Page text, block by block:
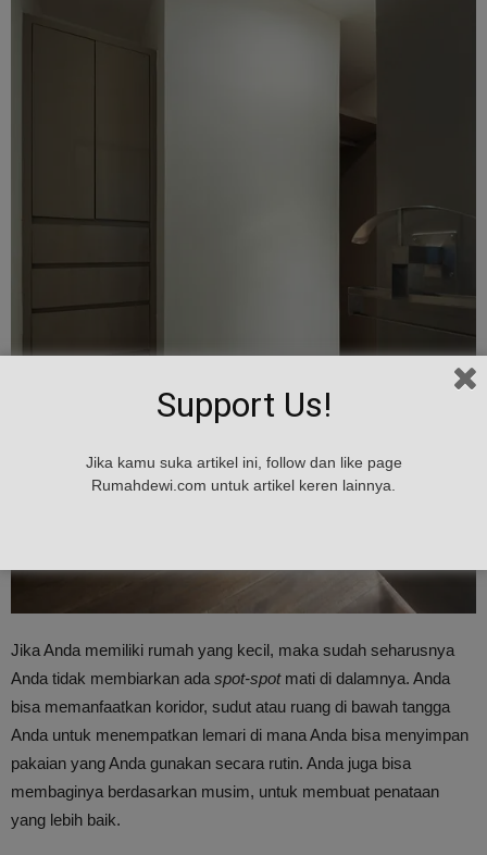
Jika Anda memiliki rumah yang kecil, maka sudah seharusnya
Anda tidak membiarkan ada spot-spotmati di dalamnya. Anda
bisa memanfaatkan koridor, sudut atau ruang di bawah tangga
Anda untuk menempatkan lemari di mana Anda bisa menyimpan
pakaian yang Anda gunakan secara rutin. Anda juga bisa
membaginya berdasarkan musim, untuk membuat penataan
yang lebih baik.
Support Us!
Jika kamu suka artikel ini, follow dan like page
Rumahdewi.com untuk artikel keren lainnya.